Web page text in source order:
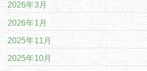
2026年3月
2026年1月
2025年11月
2025年10月